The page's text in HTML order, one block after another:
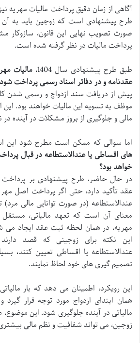
آگاهی از زمان دقیق پرداخت مالیات مهریه
طرح پیشنهادی است که زوجین باید به
صورت تصویب نهایی این قانون، سازوکار
پرداخت مالیات در نظر گرفته شده است.
طبق طرح پیشنهادی سال 1404،
مالیات
عقدنامه و در دفاتر اسناد رسمی پرداخت
پیش از دریافت سند ازدواج و رسمی شدن
موظف به تسویه این مالیات خواهند بود. این
مالی و جلوگیری از بروز مشکلات در آینده
اما سوالی که ممکن است مطرح شود این
های اقساطی یا عندالاستطاعه در قبال
خواهد بود؟
در حال حاضر، طرح پیشنهادی بر پرداخت
عقد تأکید دارد، حتی اگر پرداخت اصل
عندالاستطاعه (در صورت توانایی مالی
معنای آن است که تعهد مالیاتی،
مهریه، در همان لحظه ثبت عقد ایجاد می
این نکته برای زوجینی که قصد
عندالاستطاعه یا اقساطی تعیین کنند،
تصمیم گیری های خود لحاظ نمایند.
این رویکرد، اطمینان می دهد که بار
همان ابتدای ازدواج مورد توجه قرار
مالیاتی در آینده جلوگیری شود. این
زوجین، می تواند شفافیت و نظم مالی بیشتری